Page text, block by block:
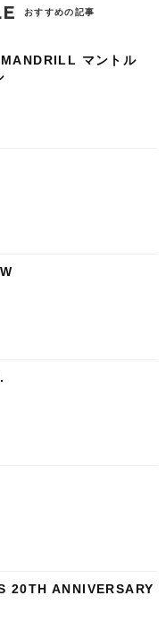
おすすめの記事
マントル
20TH ANNIVERSARY